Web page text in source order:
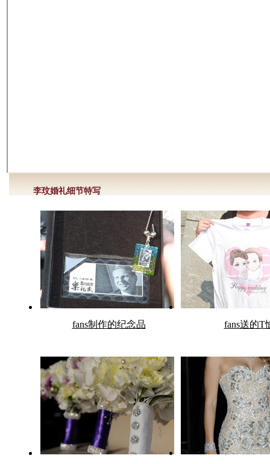
李玟婚礼细节特写
fans制作的纪念品 fans送的T